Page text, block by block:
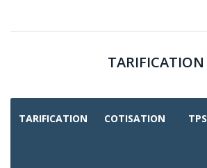
TARIFICATION
TARIFICATION COTISATION TPS